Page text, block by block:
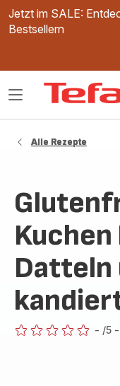
Jetzt im SALE:
Bestsellern
Das
Alle Rezepte
Datteln
- /5 -